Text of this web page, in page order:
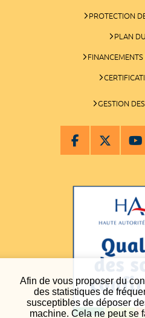
Afin de vous proposer du
des statistiques de
susceptibles de déposer
machine. Cela ne peut se
PROTECTION
PLAN
GESTION